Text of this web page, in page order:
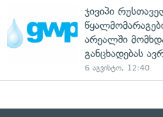
ჯივიპი
არეალში
განცხადებას
6 აგვისტო, 12:40